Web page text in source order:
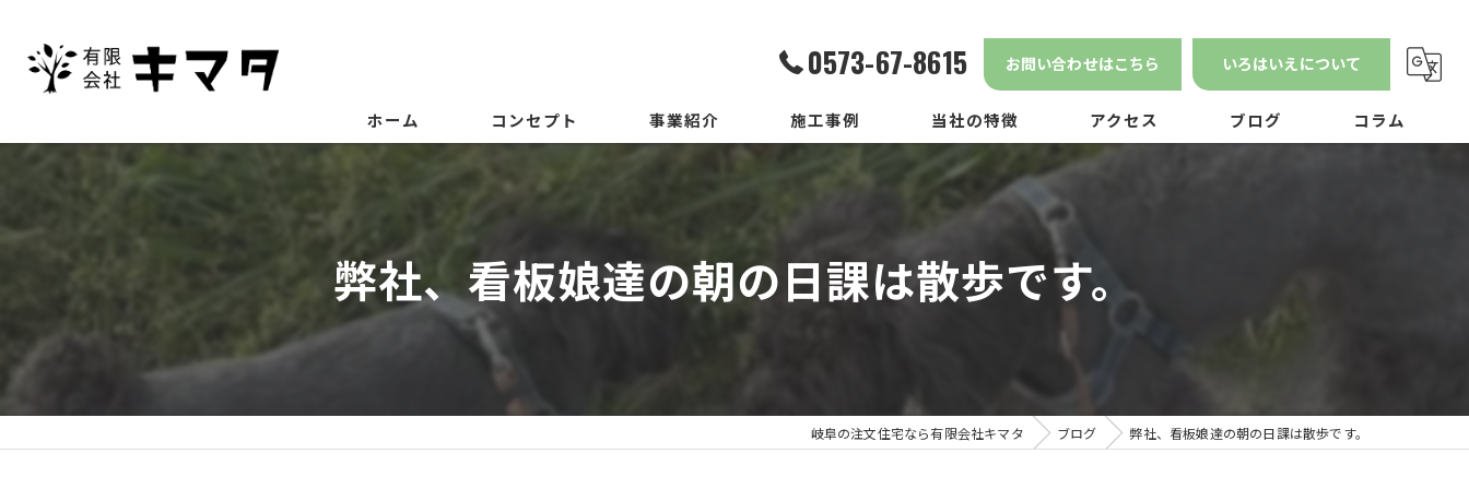
0573-67-8615 お問い合わせはこちら いろはいえについて
ホーム コンセプト 事業紹介
いろはいえの選び方
地震保証付住宅とは
施工事例 当社の特徴
施工
アクセス ブログ コラム
弊社、看板娘達の朝の日課は散歩です。
岐阜の注文住宅なら有限会社キマタ ブログ 弊社、看板娘達の朝の日課は散歩です。